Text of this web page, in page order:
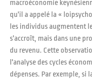
macroéconomie
qu'il a appelé la «
les individus augmentent
s'accroît, mais dans une
du revenu. Cette
l'analyse des cycles
dépenses. Par exemple, si